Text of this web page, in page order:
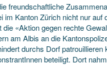
freundschaftliche
im Kanton Zürich nicht nur
die «Aktion gegen rechte
am Albis an die
durchs Dorf
beteiligt. Dort